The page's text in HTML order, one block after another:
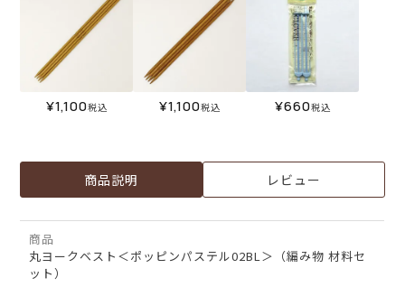
¥1,100税込 ¥1,100税込 ¥660税込
商品説明 レビュー
商品
丸ヨークベスト＜ポッピンパステル02BL＞（編み物 材料セ
ット）